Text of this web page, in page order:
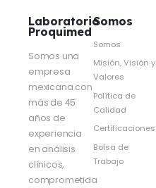
Laboratorio
Proquimed
Somos una
empresa
mexicana con
más de 45
años de
experiencia
en análisis
clínicos,
comprometida
Somos
Somos
Misión, Visión y
Valores
Política de
Calidad
Certificaciones
Bolsa de
Trabajo